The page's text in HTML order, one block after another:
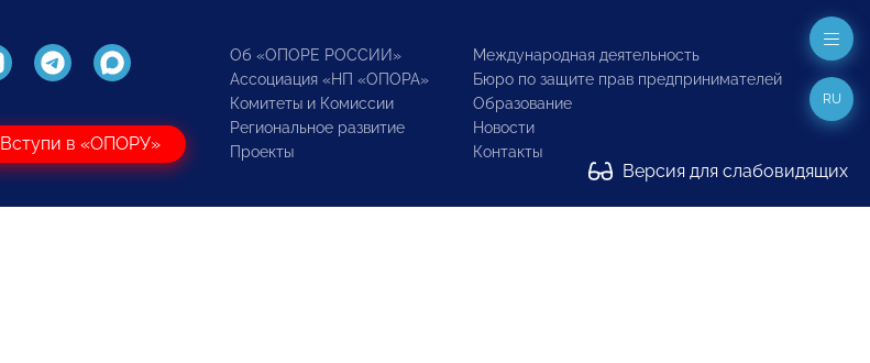
Вступи в «ОПОРУ»
Об «ОПОРЕ РОССИИ»
Ассоциация «НП «ОПОРА»
Комитеты и Комиссии
Региональное развитие
Проекты
Международная деятельность
Бюро по защите прав предпринимателей
Образование
Новости
Контакты
Версия для слабовидящих
RU